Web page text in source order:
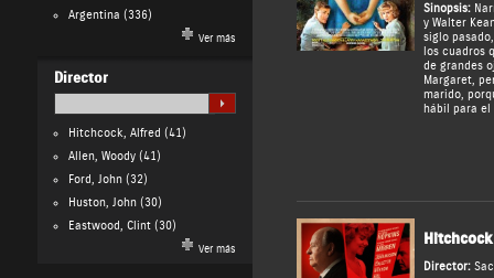
Argentina (336)
Ver más
Director
Hitchcock, Alfred (41)
Allen, Woody(41)
Ford, John(32)
Huston, John(30)
Eastwood, Clint(30)
Ver más
Sinopsis:
y Walter
siglo
los cuadros
de grandes
Margaret,
marido,
hábil para
Hitchcock
Director: